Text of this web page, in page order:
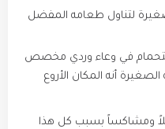
لتناول طعامه المفضل
في وعاء وردي مخصص
أنه المكان الأروع
ومشاكساً بسبب كل هذا